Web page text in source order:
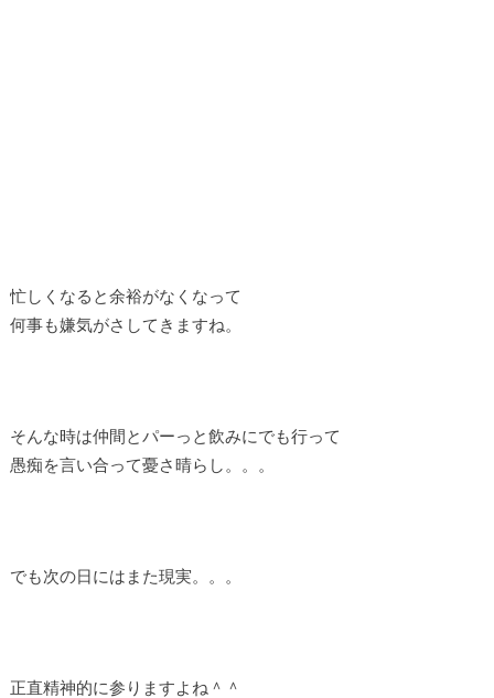
忙しくなると余裕がなくなって
何事も嫌気がさしてきますね。
そんな時は仲間とパーっと飲みにでも行って
愚痴を言い合って憂さ晴らし。。。
でも次の日にはまた現実。。。
正直精神的に参りますよね＾＾